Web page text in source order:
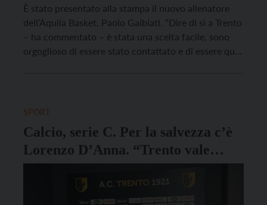
È stato presentato alla stampa il nuovo allenatore
dell’Aquila Basket, Paolo Galbiati. “Dire di sì a Trento
– ha commentato – è stata una scelta facile, sono
orgoglioso di essere stato contattato e di essere qui
Calcio, serie C. Per la salvezza c’è
Lorenzo D’Anna. “Trento vale
quanto la serie A”